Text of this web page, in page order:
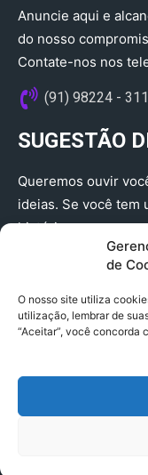
de
O nosso site utiliza
utilização, lembrar de
“Aceitar”, você concorda
Anuncie aqui e
do nosso
Contate-nos nos
(91) 98224 -
SUGESTÃO
Queremos ouvir
ideias. Se você tem
história que merece
(91) 98224 -
© 2025 A Província
Trav. Quintino
2701-